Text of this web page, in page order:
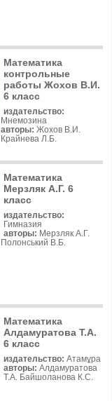
Математика
контрольные
работы Жохов В.И.
6 класс
издательство:
Мнемозина
авторы: Жохов В.И.
Крайнева Л.Б.
Математика
Мерзляк А.Г. 6
класс
издательство:
Гимназия
авторы: Мерзляк А.Г.
Полонський В.Б.
Математика
Алдамуратова Т.А.
6 класс
издательство: Атамұра
авторы: Алдамуратова
Т.А. Байшоланова К.С.